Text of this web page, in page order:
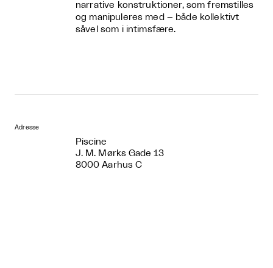
narrative konstruktioner, som fremstilles
og manipuleres med – både kollektivt
såvel som i intimsfære.
Adresse
Piscine
J. M. Mørks Gade 13
8000 Aarhus C